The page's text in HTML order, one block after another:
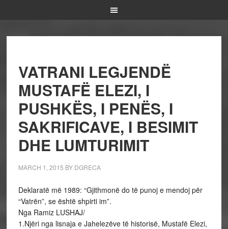
VATRANI LEGJENDË
MUSTAFË ELEZI, I
PUSHKËS, I PENËS, I
SAKRIFICAVE, I BESIMIT
DHE LUMTURIMIT
MARCH 1, 2015 BY DGRECA
Deklaratë më 1989: “Gjithmonë do të punoj e mendoj për
“Vatrën”, se është shpirti im”.
Nga Ramiz LUSHAJ/
1.Njëri nga lisnaja e Jahelezëve të historisë, Mustafë Elezi,